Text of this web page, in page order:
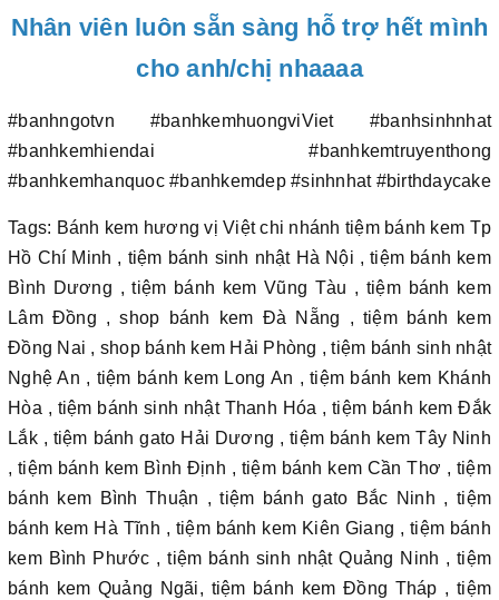
Nhân viên luôn sẵn sàng hỗ trợ hết mình
cho anh/chị nhaaaa
#banhngotvn #banhkemhuongviViet #banhsinhnhat
#banhkemhiendai #banhkemtruyenthong
#banhkemhanquoc #banhkemdep #sinhnhat #birthdaycake
Tags: Bánh kem hương vị Việt chi nhánh tiệm bánh kem Tp
Hồ Chí Minh , tiệm bánh sinh nhật Hà Nội , tiệm bánh kem
Bình Dương , tiệm bánh kem Vũng Tàu , tiệm bánh kem
Lâm Đồng , shop bánh kem Đà Nẵng , tiệm bánh kem
Đồng Nai , shop bánh kem Hải Phòng , tiệm bánh sinh nhật
Nghệ An , tiệm bánh kem Long An , tiệm bánh kem Khánh
Hòa , tiệm bánh sinh nhật Thanh Hóa , tiệm bánh kem Đắk
Lắk , tiệm bánh gato Hải Dương , tiệm bánh kem Tây Ninh
, tiệm bánh kem Bình Định , tiệm bánh kem Cần Thơ , tiệm
bánh kem Bình Thuận , tiệm bánh gato Bắc Ninh , tiệm
bánh kem Hà Tĩnh , tiệm bánh kem Kiên Giang , tiệm bánh
kem Bình Phước , tiệm bánh sinh nhật Quảng Ninh , tiệm
bánh kem Quảng Ngãi, tiệm bánh kem Đồng Tháp , tiệm